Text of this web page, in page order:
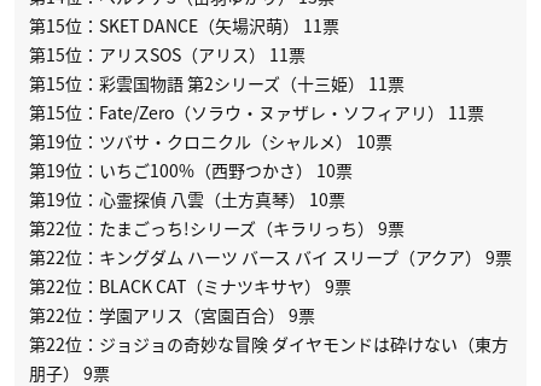
第15位：SKET DANCE（矢場沢萌） 11票
第15位：アリスSOS（アリス） 11票
第15位：彩雲国物語 第2シリーズ（十三姫） 11票
第15位：Fate/Zero（ソラウ・ヌァザレ・ソフィアリ） 11票
第19位：ツバサ・クロニクル（シャルメ） 10票
第19位：いちご100%（西野つかさ） 10票
第19位：心霊探偵 八雲（土方真琴） 10票
第22位：たまごっち!シリーズ（キラリっち） 9票
第22位：キングダム ハーツ バース バイ スリープ（アクア） 9票
第22位：BLACK CAT（ミナツキサヤ） 9票
第22位：学園アリス（宮園百合） 9票
第22位：ジョジョの奇妙な冒険 ダイヤモンドは砕けない（東方
朋子） 9票